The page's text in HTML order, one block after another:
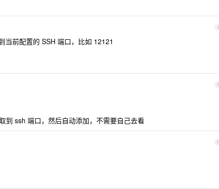
4
当前配置的 SSH 端口，比如 12121
5
到 ssh 端口，然后自动添加，不需要自己去看
6